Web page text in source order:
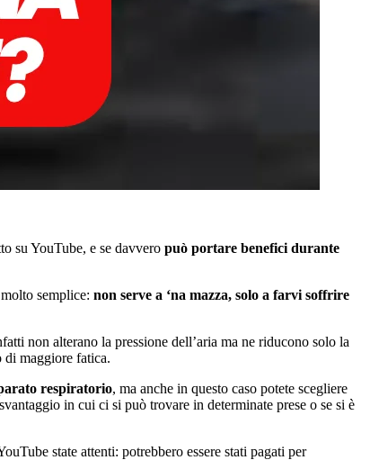
su YouTube, e se davvero può portare benefici durante
semplice: non serve a ‘na mazza, solo a farvi soffrire
non alterano la pressione dell’aria ma ne riducono solo la
di maggiore fatica.
respiratorio, ma anche in questo caso potete scegliere
in cui ci si può trovare in determinate prese o se si è
state attenti: potrebbero essere stati pagati per